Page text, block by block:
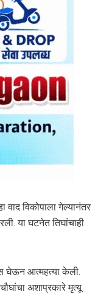
वाद विकोपाला गेल्यानंतर
या घटनेत तिघांचाही
घेऊन आत्महत्या केली.
अशाप्रकारे मृत्यू